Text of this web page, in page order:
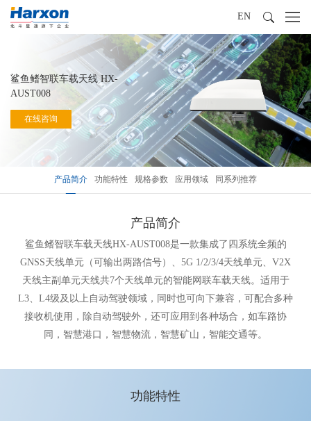
EN
鲨鱼鳍智联车载天线 HX-
AUST008
在线咨询
产品简介 功能特性 规格参数 应用领域 同系列推荐
产品简介
鲨鱼鳍智联车载天线HX-AUST008是一款集成了四系统全频的
GNSS天线单元（可输出两路信号）、5G 1/2/3/4天线单元、V2X
天线主副单元天线共7个天线单元的智能网联车载天线。适用于
L3、L4级及以上自动驾驶领域，同时也可向下兼容，可配合多种
接收机使用，除自动驾驶外，还可应用到各种场合，如车路协
同，智慧港口，智慧物流，智慧矿山，智能交通等。
功能特性